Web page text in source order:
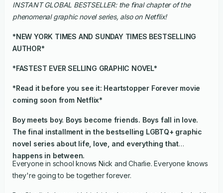
INSTANT GLOBAL BESTSELLER: the final chapter of the
phenomenal graphic novel series, also on Netflix!
*NEW YORK TIMES AND SUNDAY TIMES BESTSELLING
AUTHOR*
*FASTEST EVER SELLING GRAPHIC NOVEL*
*Read it before you see it: Heartstopper Forever movie
coming soon from Netflix*
Boy meets boy. Boys become friends. Boys fall in love.
The final installment in the bestselling LGBTQ+ graphic
novel series about life, love, and everything that
happens in between.
Everyone in school knows Nick and Charlie. Everyone knows
they're going to be together forever.